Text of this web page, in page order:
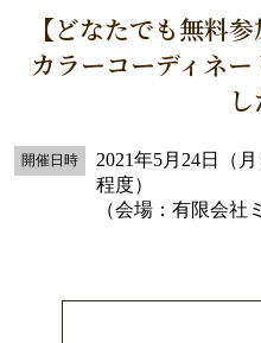
【どなたでも無料
カラーコーディネ
し
開催日時
2021年5月24日（
程度）
（会場：有限会社